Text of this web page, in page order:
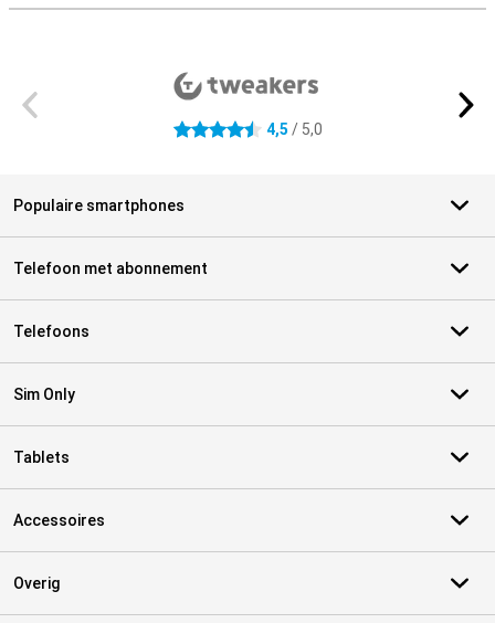
4.5 sterren 4,5 / 5,0
Populaire smartphones
Telefoon met abonnement
Telefoons
Sim Only
Tablets
Accessoires
Overig